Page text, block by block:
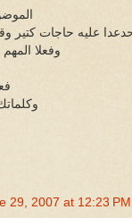
عليه حاجات كتير
وفعلا
29, 2007 at 12:23 PM